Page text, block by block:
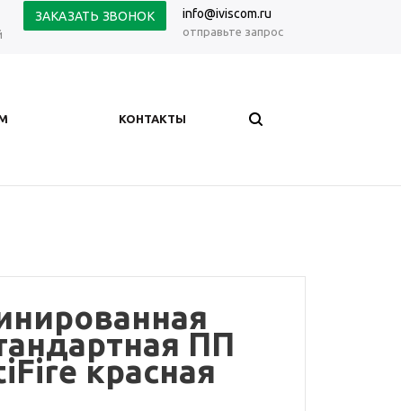
ЗАКАЗАТЬ ЗВОНОК info@iviscom.ru
отправьте запрос
КОНТАКТЫ
ПП
красная